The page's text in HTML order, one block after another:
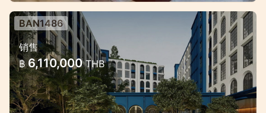
拉古納附近邦濤的新期房公寓
黃金地段的美麗新項目
BAN1486
销售
฿ 6,110,000THB